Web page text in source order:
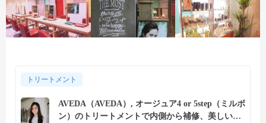
トリートメント
AVEDA（AVEDA）, オージュア4 or 5step（ミルボ
ン）のトリートメントで内側から補修、美しい艶